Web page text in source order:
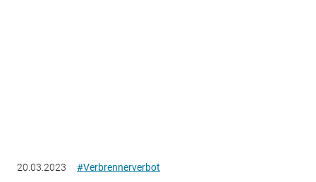
20.03.2023 #Verbrennerverbot